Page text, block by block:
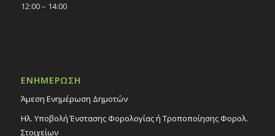
12:00 – 14:00
ΕΝΗΜΕΡΩΣΗ
Άμεση Ενημέρωση Δημοτών
Ηλ. Υποβολή Ένστασης Φορολογίας ή Τροποποίησης Φορολ.
Στοιχείων